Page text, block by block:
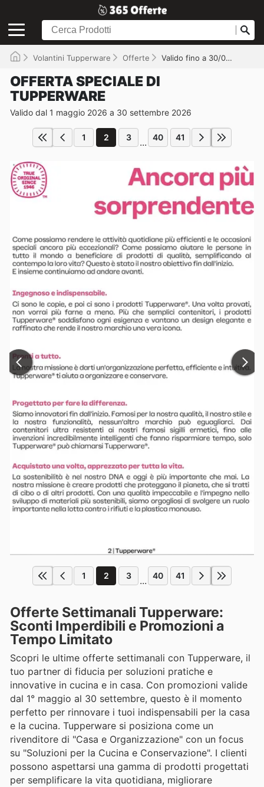
Volantini Tupperware Offerte Valido fino a 30/09/2026
OFFERTA SPECIALE DI
TUPPERWARE
Valido dal 1 maggio 2026 a 30 settembre 2026
1 2 3 ... 40 41
1 2 3 ... 40 41
Offerte Settimanali Tupperware:
Sconti Imperdibili e Promozioni a
Tempo Limitato
Scopri le ultime offerte settimanali con Tupperware, il
tuo partner di fiducia per soluzioni pratiche e
innovative in cucina e in casa. Con promozioni valide
dal 1° maggio al 30 settembre, questo è il momento
perfetto per rinnovare i tuoi indispensabili per la casa
e la cucina. Tupperware si posiziona come un
rivenditore di "Casa e Organizzazione" con un focus
su "Soluzioni per la Cucina e Conservazione". I clienti
possono aspettarsi una gamma di prodotti progettati
per semplificare la vita quotidiana, migliorare